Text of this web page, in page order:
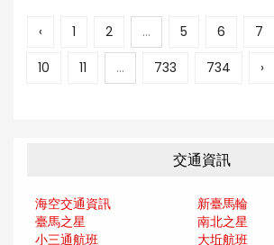
‹ 1 2 ... 5 6 7
10
11 ... 733 734 ›
交通資訊
海空交通資訊
新臺馬輪
臺馬之星
南北之星
小三通航班
大坵航班